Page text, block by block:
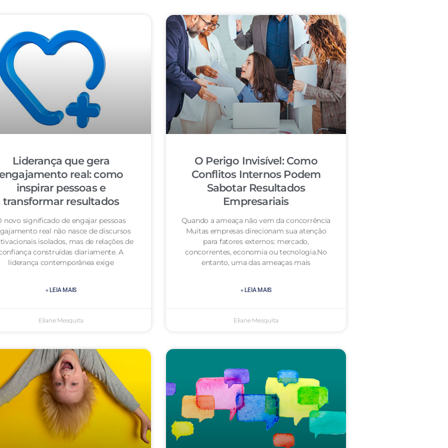
Liderança que gera
real: como
inspirar pessoas e
transformar resultados
novo significado de engajar pessoas
real não nasce de discursos
isolados, mas de relações de
construídas diariamente. A
liderança contemporânea exige
» LEIA MAIS
Eliane Mesquita
O Perigo Invisível: Como
Conflitos Internos Podem
Sabotar Resultados
Empresariais
Quando a ameaça não vem da concorrência
Muitas empresas direcionam sua atenção
para fatores externos: mercado,
concorrentes, economia ou tecnologia.No
entanto, uma das ameaças mais
» LEIA MAIS
Eliane Mesquita